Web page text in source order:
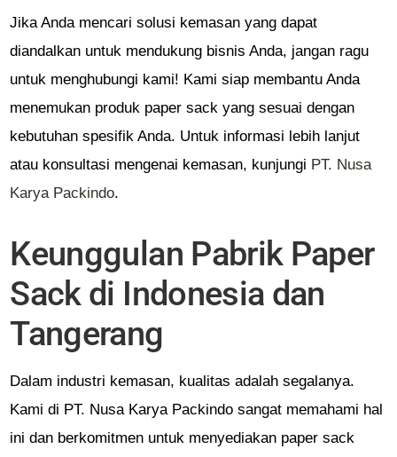
Jika Anda mencari solusi kemasan yang dapat
diandalkan untuk mendukung bisnis Anda, jangan ragu
untuk menghubungi kami! Kami siap membantu Anda
menemukan produk paper sack yang sesuai dengan
kebutuhan spesifik Anda. Untuk informasi lebih lanjut
atau konsultasi mengenai kemasan, kunjungi PT. Nusa
KaryaPackindo.
Keunggulan Pabrik Paper
Sack di Indonesia dan
Tangerang
Dalam industri kemasan, kualitas adalah segalanya.
Kami di PT. Nusa Karya Packindo sangat memahami hal
ini dan berkomitmen untuk menyediakan paper sack